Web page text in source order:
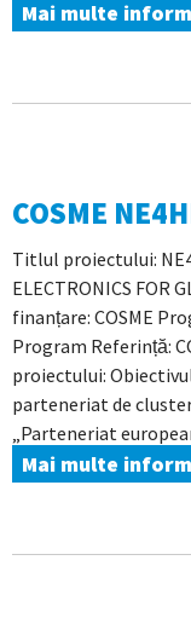
Mai multe
COSME
Titlul proiectului:
ELECTRONICS FOR
finanțare: COSME
Program Referință:
proiectului:
parteneriat de
„Parteneriat
Mai multe